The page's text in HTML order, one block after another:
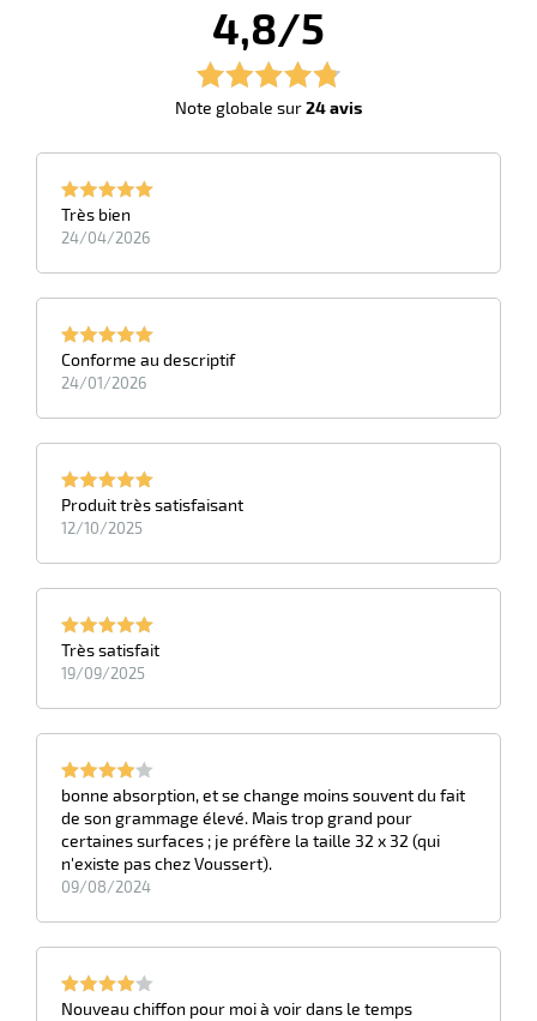
4,8/5
Note globale sur24 avis
Très bien
24/04/2026
Conforme au descriptif
24/01/2026
Produit très satisfaisant
12/10/2025
Très satisfait
19/09/2025
bonne absorption, et se change moins souvent du fait
de son grammage élevé. Mais trop grand pour
certaines surfaces ; je préfère la taille 32 x 32 (qui
n'existe pas chez Voussert).
09/08/2024
Nouveau chiffon pour moi à voir dans le temps